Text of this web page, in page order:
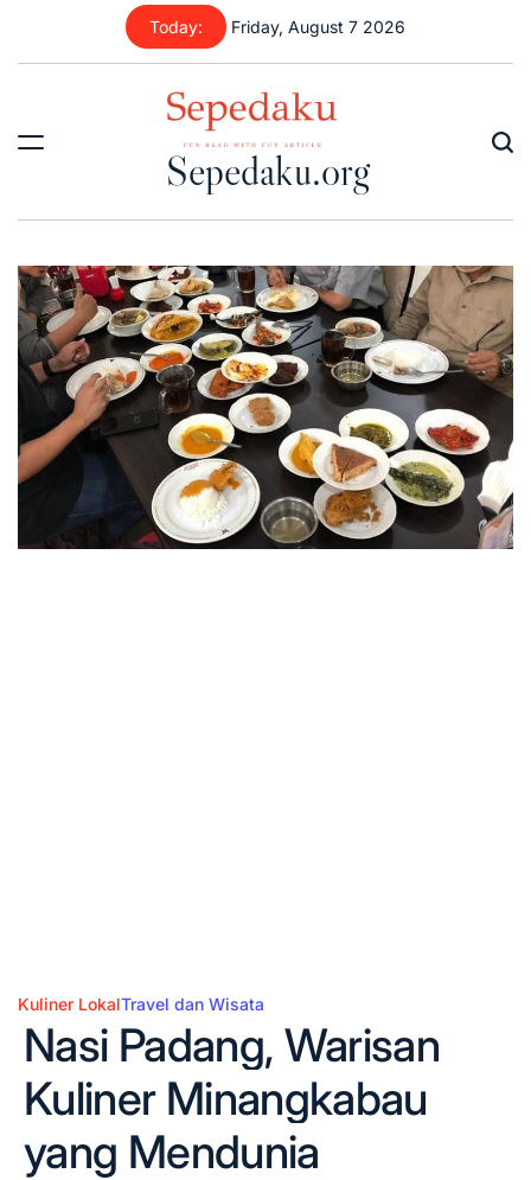
content
Today: Friday, August 7 2026
Sepedaku.org
Posted
Kuliner LokalTravel dan Wisata
Nasi Padang, Warisan
Kuliner Minangkabau
yang Mendunia